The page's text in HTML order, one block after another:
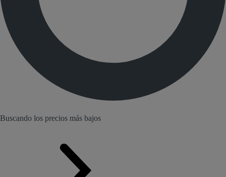
Buscando los precios más bajos